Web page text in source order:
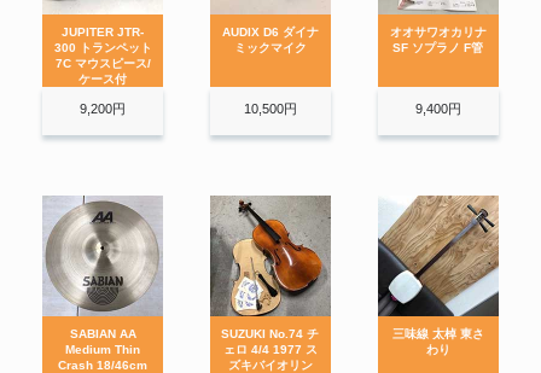
一台で多彩な音色。 革新のパーカッション・シンセ。
響きと余韻の、インドの弦楽器。 深く澄んだ、竹の縦笛。
Rickenbacker
エレキベース 4001 1979年製 メ
zildjian istanbul old stamp Ⅱb
20 ride old k オールドk
drums dw E326035 フロアタム
SELMER
SELMER セルマー テナーサッ
クス Mark VI マーク6 ケース付
マーシャル
MARSHALL マーシャル MKII
50w ヘッドアンプ
バッカスBacchus ギター ハンド
メイドシリーズ 最上位モデル デ
バイザー
JUPITER JTR-
300 トランペット
7C マウスピース/
ケース付
9,200円
AUDIX D6 ダイナ
ミックマイク
10,500円
オオサワオカリナ
SF ソプラノ F管
9,400円
SABIAN AA
Medium Thin
Crash 18/46cm
SUZUKI No.74 チ
ェロ 4/4 1977 ス
ズキバイオリン
三味線 太棹 東さ
わり